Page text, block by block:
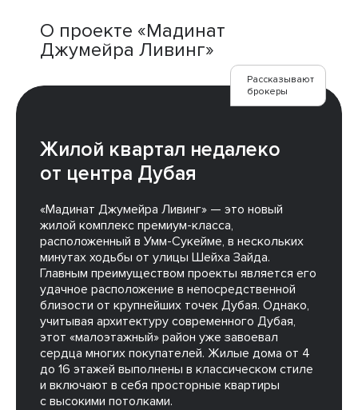
О проекте «Мадинат
Джумейра Ливинг»
Рассказывают
брокеры
Жилой квартал недалеко
от центра Дубая
«Мадинат Джумейра Ливинг» — это новый
жилой комплекс премиум-класса,
расположенный в Умм-Сукейме, в нескольких
минутах ходьбы от улицы Шейха Зайда.
Главным преимуществом проекты является его
удачное расположение в непосредственной
близости от крупнейших точек Дубая. Однако,
учитывая архитектуру современного Дубая,
этот «малоэтажный» район уже завоевал
сердца многих покупателей. Жилые дома от 4
до 16 этажей выполнены в классическом стиле
и включают в себя просторные квартиры
с высокими потолками.